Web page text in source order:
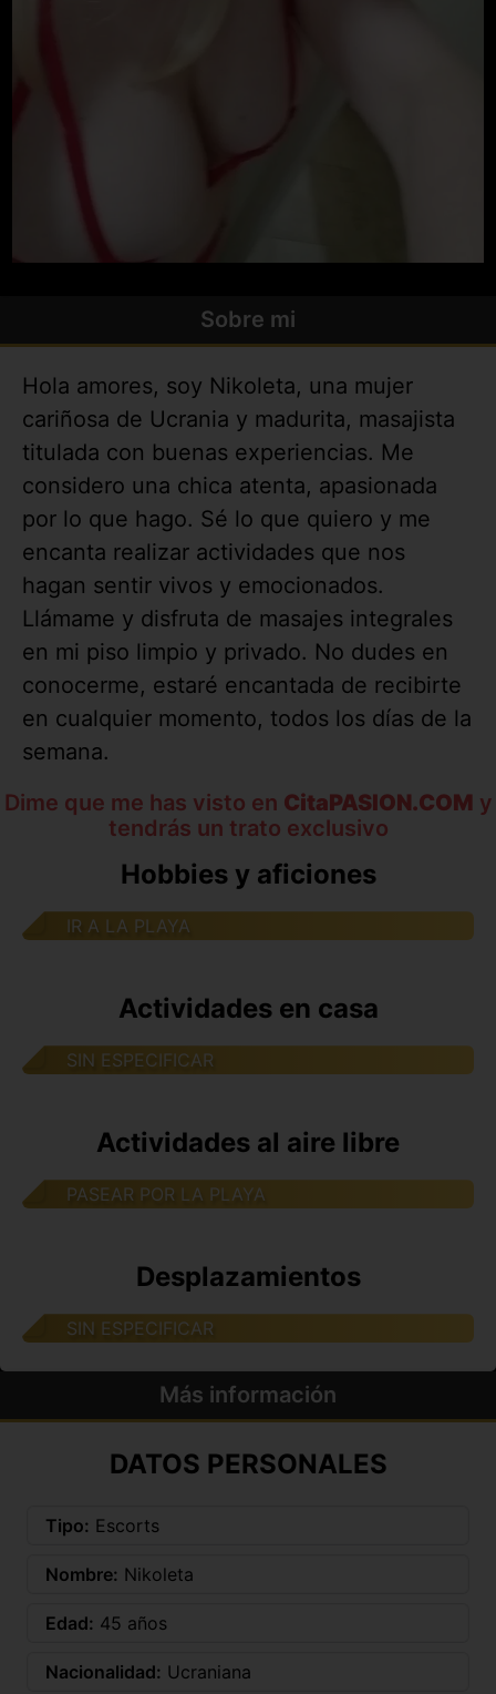
Sobre mi
Hola amores, soy Nikoleta, una mujer
cariñosa de Ucrania y madurita, masajista
titulada con buenas experiencias. Me
considero una chica atenta, apasionada
por lo que hago. Sé lo que quiero y me
encanta realizar actividades que nos
hagan sentir vivos y emocionados.
Llámame y disfruta de masajes integrales
en mi piso limpio y privado. No dudes en
conocerme, estaré encantada de recibirte
en cualquier momento, todos los días de la
semana.
Dime que me has visto en CitaPASION.COM y
tendrás un trato exclusivo
Hobbies y aficiones
IR A LA PLAYA
Actividades en casa
SIN ESPECIFICAR
Actividades al aire libre
PASEAR POR LA PLAYA
Desplazamientos
SIN ESPECIFICAR
Más información
DATOS PERSONALES
Tipo: Escorts
Nombre: Nikoleta
Edad: 45 años
Nacionalidad: Ucraniana